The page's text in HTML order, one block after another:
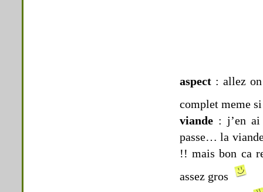
aspect : allez
complet meme
viande : j’en
passe… la
!! mais bon ca
assez gros